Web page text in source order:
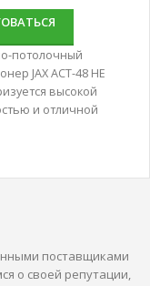
потолочный
JAX ACT-48 HE
высокой
и отличной
потолочные сплит-
наиболее удачный
создания
территории.
поставщиками
о своей репутации,